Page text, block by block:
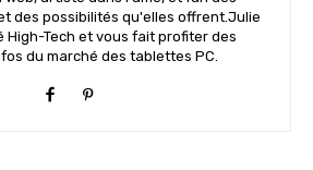
des possibilités qu'elles offrent.Julie
High-Tech et vous fait profiter des
du marché des tablettes PC.